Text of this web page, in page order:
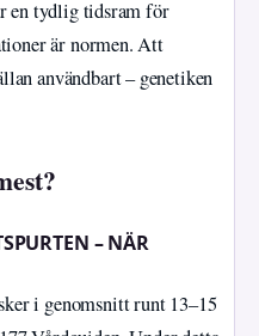
en tydlig tidsram för
är normen. Att
användbart – genetiken
– NÄR
i genomsnitt runt 13–15